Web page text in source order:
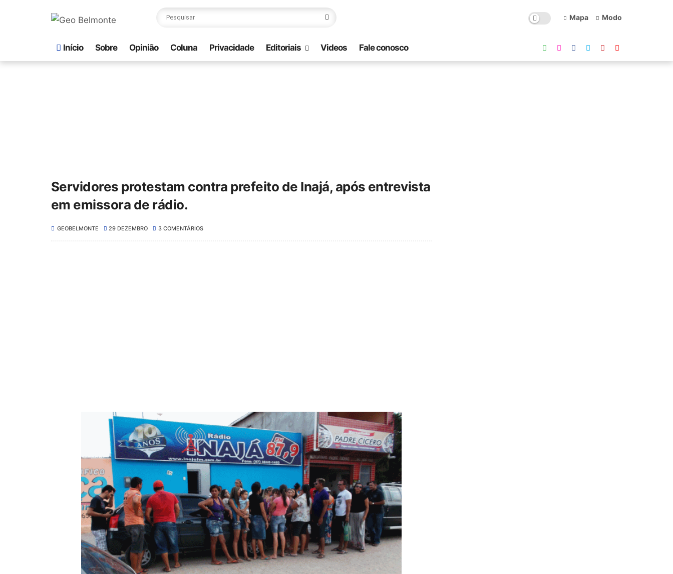
Mapa Modo
Início Sobre Opinião Coluna Privacidade Editoriais Videos Fale conosco
Servidores protestam contra prefeito de Inajá, após entrevista
em emissora de rádio.
GEOBELMONTE 29 DEZEMBRO 3 COMENTÁRIOS